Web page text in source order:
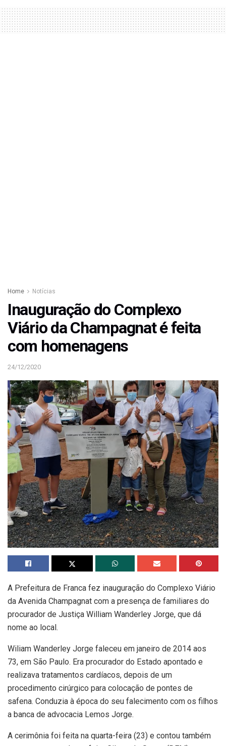
Home Notícias
Inauguração do Complexo
Viário da Champagnat é feita
com homenagens
24/12/2020
A Prefeitura de Franca fez inauguração do Complexo Viário
da Avenida Champagnat com a presença de familiares do
procurador de Justiça William Wanderley Jorge, que dá
nome ao local.
Wiliam Wanderley Jorge faleceu em janeiro de 2014 aos
73, em São Paulo. Era procurador do Estado apontado e
realizava tratamentos cardíacos, depois de um
procedimento cirúrgico para colocação de pontes de
safena. Conduzia à época do seu falecimento com os filhos
a banca de advocacia Lemos Jorge.
A cerimônia foi feita na quarta-feira (23) e contou também